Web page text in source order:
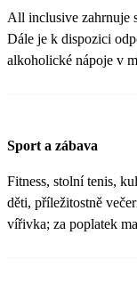
All inclusive zahrnuje
Dále je k dispozici
alkoholické nápoje v
Sport a zábava
Fitness, stolní tenis,
děti, příležitostně
vířivka; za poplatek